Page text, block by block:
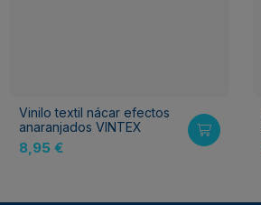
Vinilo textil nácar efectos
anaranjados VINTEX
8,95 €